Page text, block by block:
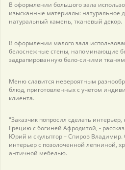
пїЅпїЅпїЅ пїЅпїЅпїЅпїЅпїЅ
пїЅпїЅпїЅ
пїЅпїЅпїЅпїЅпїЅ
В оформлении большого зала
изысканные материалы: натуральное
натуральный камень, тканевый декор.
В оформлении малого зала
белоснежные стены, напоминающие
задрапированную бело-синими
Меню славится невероятным
блюд, приготовленных с учетом
клиента.
"Заказчик попросил сделать
Грецию с богиней Афродитой, -
Юрий и скульптор – Спиров Владимир.
интерьер с позолоченной лепниной,
античной мебелью.